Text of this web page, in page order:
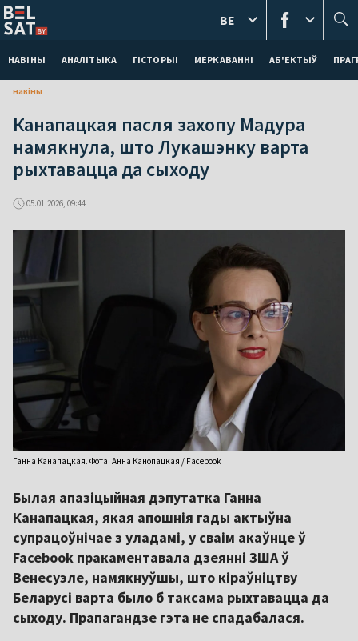
НАВІНЫ АНАЛІТЫКА ГІСТОРЫІ МЕРКАВАННI АБ'ЕКТЫЎ
BE
навіны
Канапацкая пасля захопу Мадура
намякнула, што Лукашэнку варта
рыхтавацца да сыходу
05.01.2026, 09:44
Ганна Канапацкая. Фота: Анна Канопацкая / Facebook
Былая апазіцыйная дэпутатка Ганна
Канапацкая, якая апошнія гады актыўна
супрацоўнічае з уладамі, у сваім акаўнце ў
Facebook пракаментавала дзеянні ЗША ў
Венесуэле, намякнуўшы, што кіраўніцтву
Беларусі варта было б таксама рыхтавацца да
сыходу. Прапагандзе гэта не спадабалася.